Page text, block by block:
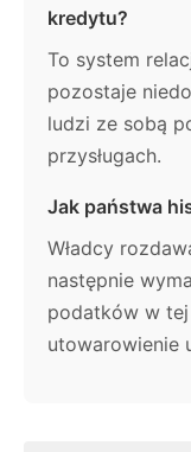
kredytu?
To system
pozostaje
ludzi ze sobą
przysługach.
Jak państwa
Władcy
następnie
podatków w tej
utowarowienie